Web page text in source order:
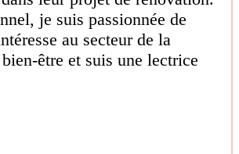
je suis passionnée de
au secteur de la
être et suis une lectrice